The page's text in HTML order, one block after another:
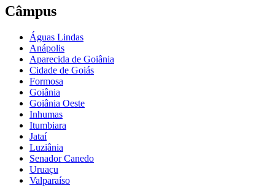
Câmpus
Águas Lindas
Anápolis
Aparecida de Goiânia
Cidade de Goiás
Formosa
Goiânia
Goiânia Oeste
Inhumas
Itumbiara
Jataí
Luziânia
Senador Canedo
Uruaçu
Valparaíso